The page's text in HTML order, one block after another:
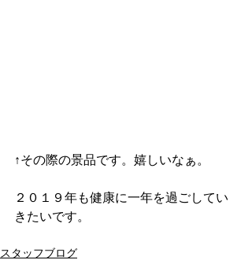
↑その際の景品です。嬉しいなぁ。
２０１９年も健康に一年を過ごしてい
きたいです。
スタッフブログ